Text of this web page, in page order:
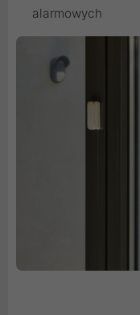
alarmowych